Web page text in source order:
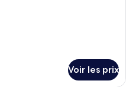
Voir les prix